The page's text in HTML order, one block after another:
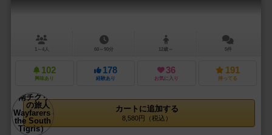
1～4人 60～90分 12歳～ 5件
102
興味あり
178
経験あり
36
お気に入り
191
持ってる
カートに追加する
8,580円（税込）